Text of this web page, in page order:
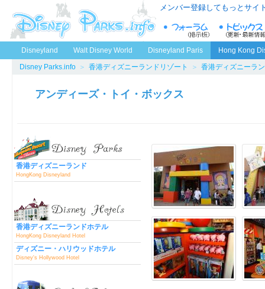
メンバー登録してもっとサイ
Disneyland Walt Disney World Disneyland Paris
Hong Kong
Disney Parks.info ＞ 香港ディズニーランドリゾート ＞ 香港ディズニーラ
アンディーズ・トイ・ボックス
香港ディズニーランド
HongKong Disneyland
香港ディズニーランドホテル
HongKong Disneyland Hotel
ディズニー・ハリウッドホテル
Disney's Hollywood Hotel